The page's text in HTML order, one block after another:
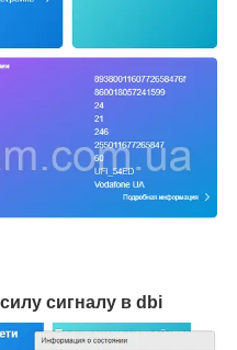
сигналу в dbi